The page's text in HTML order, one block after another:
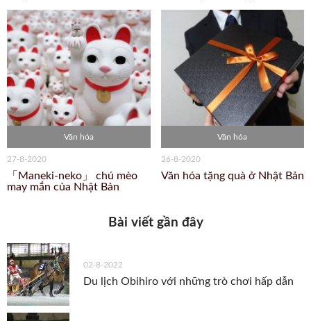
Văn hóa
27-8-2020
「Maneki-neko」 chú mèo
may mắn của Nhật Bản
Văn hóa
26-8-2020
Văn hóa tặng quà ở Nhật Bản
Bài viết gần đây
02-8-2022
Du lịch Obihiro với những trò chơi hấp dẫn